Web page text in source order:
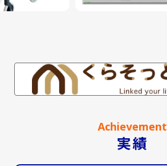
Achievement
実績